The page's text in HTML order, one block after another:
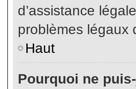
d’assistance
problèmes légaux
Haut
Pourquoi ne